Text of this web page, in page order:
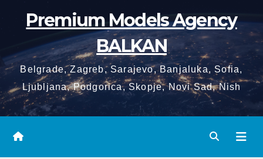
Premium Models Agency
BALKAN
Belgrade, Zagreb, Sarajevo, Banjaluka, Sofia,
Ljubljana, Podgorica, Skopje, Novi Sad, Nish